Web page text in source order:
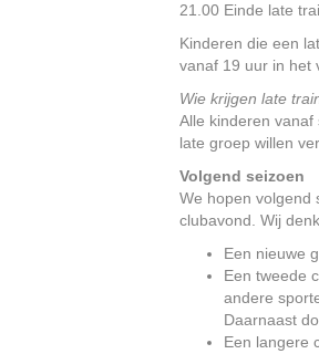
21.00 Einde late
Kinderen die een
vanaf 19 uur in het
Wie krijgen late
Alle kinderen
late groep willen
Volgend seizoen
We hopen volgend
clubavond. Wij
Een nieuwe
Een tweede
andere
Daarnaast
Een langere